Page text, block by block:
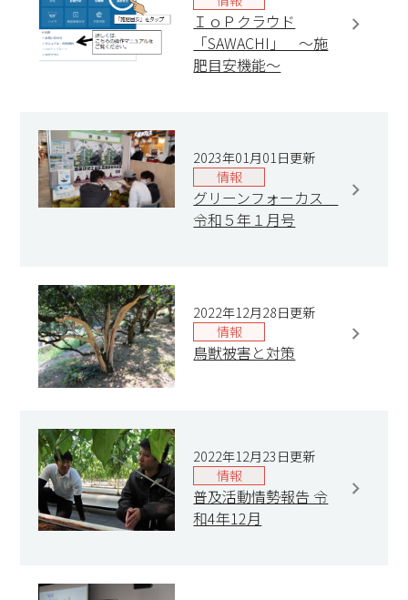
ＩｏＰクラウド
「SAWACHI」 ～施
肥目安機能～
2023年01月01日更新
情報
グリーンフォーカス
令和５年１月号
2022年12月28日更新
情報
鳥獣被害と対策
2022年12月23日更新
情報
普及活動情勢報告 令
和4年12月